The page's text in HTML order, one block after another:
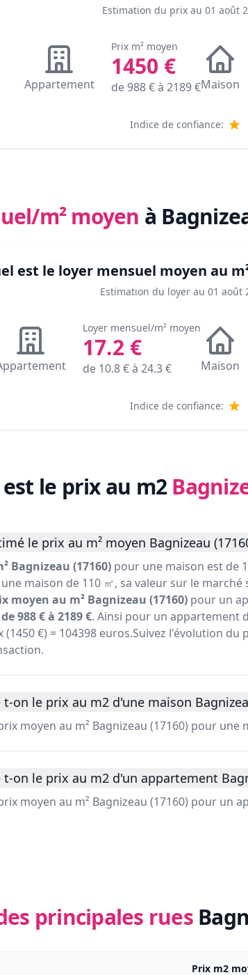
Estimation du prix au 01 août
Appartement
Prix m² moyen
1450 €
de988€ à 2189€Maison
Indice de confiance:
m² moyen à
est le loyer mensuel moyen au
Estimation du loyer au 01 août
Loyer mensuel/m² moyen
17.2€
de 10.8€ à 24.3€ Maison
Indice de confiance:
est le prix au m2
le prix au m² moyen Bagnizeau
Bagnizeau (17160) pour une maison est de
maison de 110 ㎡, sa valeur sur le marché
moyen au m² Bagnizeau (17160) pour un
988 € à 2189 €. Ainsi pour un appartement
(1450 €) = 104398 euros.Suivez l'évolution
on le prix au m2 d'une maison
moyen au m² Bagnizeau (17160) pour une
on le prix au m2 d'un appartement
moyen au m² Bagnizeau (17160) pour un
principales rues
Prix m2